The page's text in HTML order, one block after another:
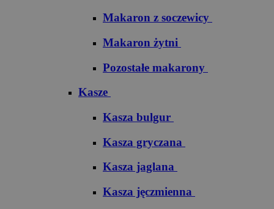
Makaron z soczewicy
Makaron żytni
Pozostałe makarony
Kasze
Kasza bulgur
Kasza gryczana
Kasza jaglana
Kasza jęczmienna